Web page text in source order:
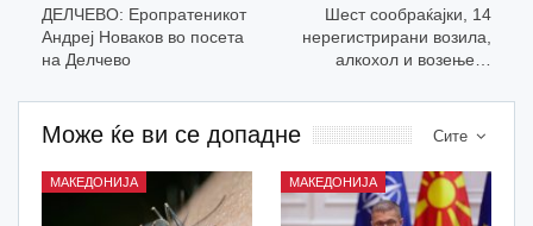
ДЕЛЧЕВО: Еропратеникот
Андреј Новаков во посета
на Делчево
Шест сообраќајки, 14
нерегистрирани возила,
алкохол и возење…
Сите
Може ќе ви се допадне
МАКЕДОНИЈА МАКЕДОНИЈА